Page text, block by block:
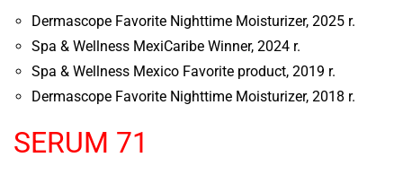
Dermascope Favorite Nighttime Moisturizer, 2025 r.
Spa & Wellness MexiCaribe Winner, 2024 r.
Spa & Wellness Mexico Favorite product, 2019 r.
Dermascope Favorite Nighttime Moisturizer, 2018 r.
SERUM 71